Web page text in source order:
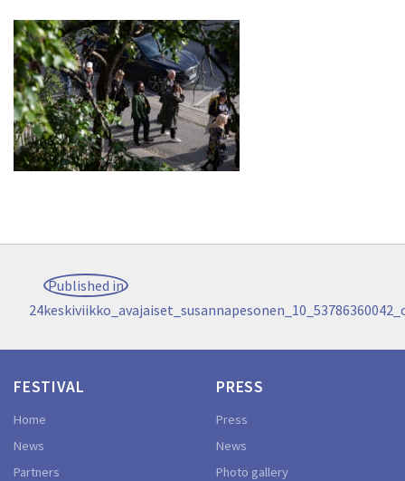
Post
navigation
Published in
FESTIVAL
Home
News
Partners
PRESS
Press
News
Photo gallery